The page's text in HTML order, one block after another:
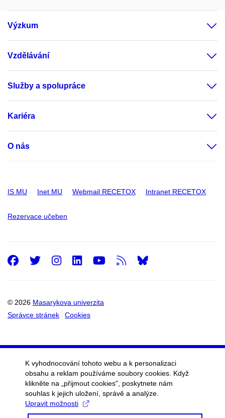
Výzkum
Vzdělávání
Služby a spolupráce
Kariéra
O nás
IS MU Inet MU Webmail RECETOX Intranet RECETOX
Rezervace učeben
© 2026 Masarykova univerzita
Správce stránek
Cookies
Facebook
Twitter
Instagram
LinkedIn
Youtube
RSS
K vyhodnocování tohoto webu a k personalizaci
obsahu a reklam používáme soubory cookies. Když
klikněte na „přijmout cookies", poskytnete nám
souhlas k jejich uložení, správě a analýze.
Upravit možnosti